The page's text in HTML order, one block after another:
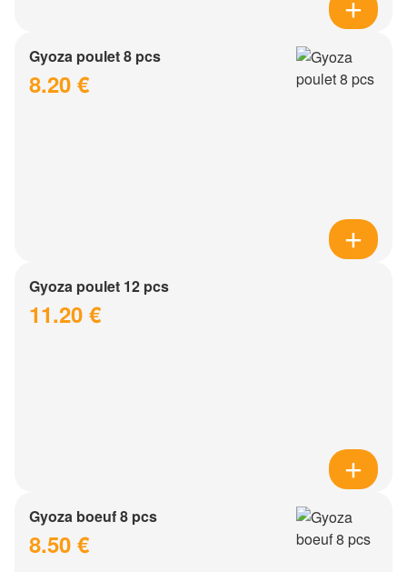
Gyoza poulet 8 pcs
8.20 €
Gyoza poulet 12 pcs
11.20 €
Gyoza boeuf 8 pcs
8.50 €